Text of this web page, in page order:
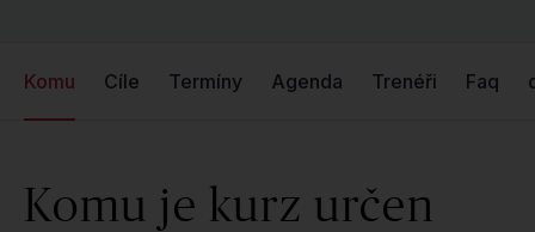
Komu Cíle Termíny Agenda Trenéři Faq
Komu je kurz určen